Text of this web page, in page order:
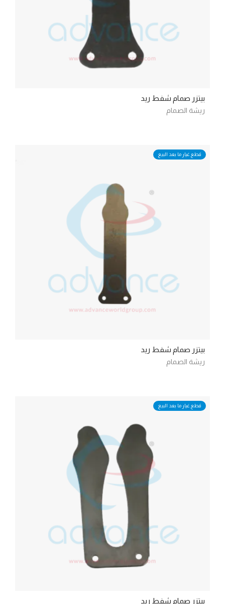
بيتزر صمام شفط ريد
ريشة الصمام
قطع غيار ما بعد البيع
بيتزر صمام شفط ريد
ريشة الصمام
قطع غيار ما بعد البيع
بيتزر صمام شفط ريد